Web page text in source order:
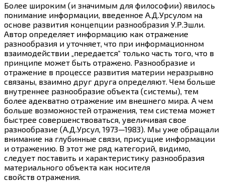
Более широким (и значимым для философии) явилось
понимание информации, введенное А.Д.Урсулом на
основе развития концепции разнообразия У.Р.Эшли.
Автор определяет информацию как отражение
разнообразия и уточняет, что при информационном
взаимодействии „передается“ только часть того, что в
принципе может быть отражено. Разнообразие и
отражение в процессе развития материи неразрывно
связаны, взаимно друг друга определяют. Чем больше
внутреннее разнообразие объекта (системы), тем
более адекватно отражение им внешнего мира. А чем
больше возможностей отражения, тем система может
быстрее совершенствоваться, увеличивая свое
разнообразие (А.Д.Урсул, 1973—1983). Мы уже обращали
внимание на глубинные связи, присущие информации
и отражению. В этот же ряд категорий, видимо,
следует поставить и характеристику разнообразия
материального объекта как носителя
свойств отражения.